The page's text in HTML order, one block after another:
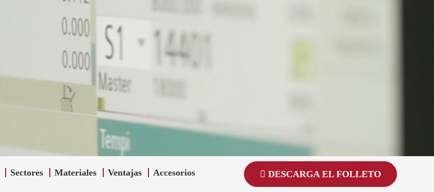
Sectores Materiales Ventajas Accesorios DESCARGA EL FOLLETO